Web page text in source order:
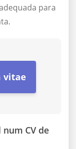
para
vitae
CV de